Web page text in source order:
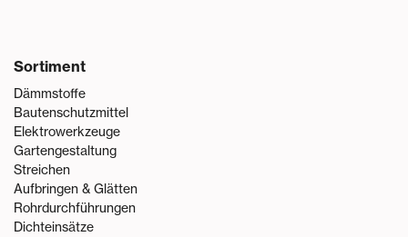
Sortiment
Dämmstoffe
Bautenschutzmittel
Elektrowerkzeuge
Gartengestaltung
Streichen
Aufbringen & Glätten
Rohrdurchführungen
Dichteinsätze